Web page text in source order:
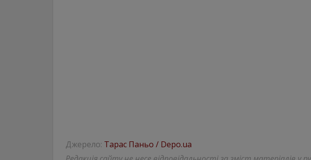
Джерело: Тарас Паньо / Depo.ua